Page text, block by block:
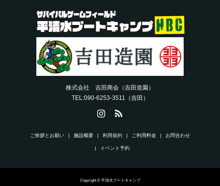
株式会社 吉田商会（吉田造園）
TEL:090-6253-3511（吉田）
ご挨拶とお願い 施設概要 利用規約 ご利用料金 お問合わせ
イベント予約
Copyright © 平清水ブートキャンプ